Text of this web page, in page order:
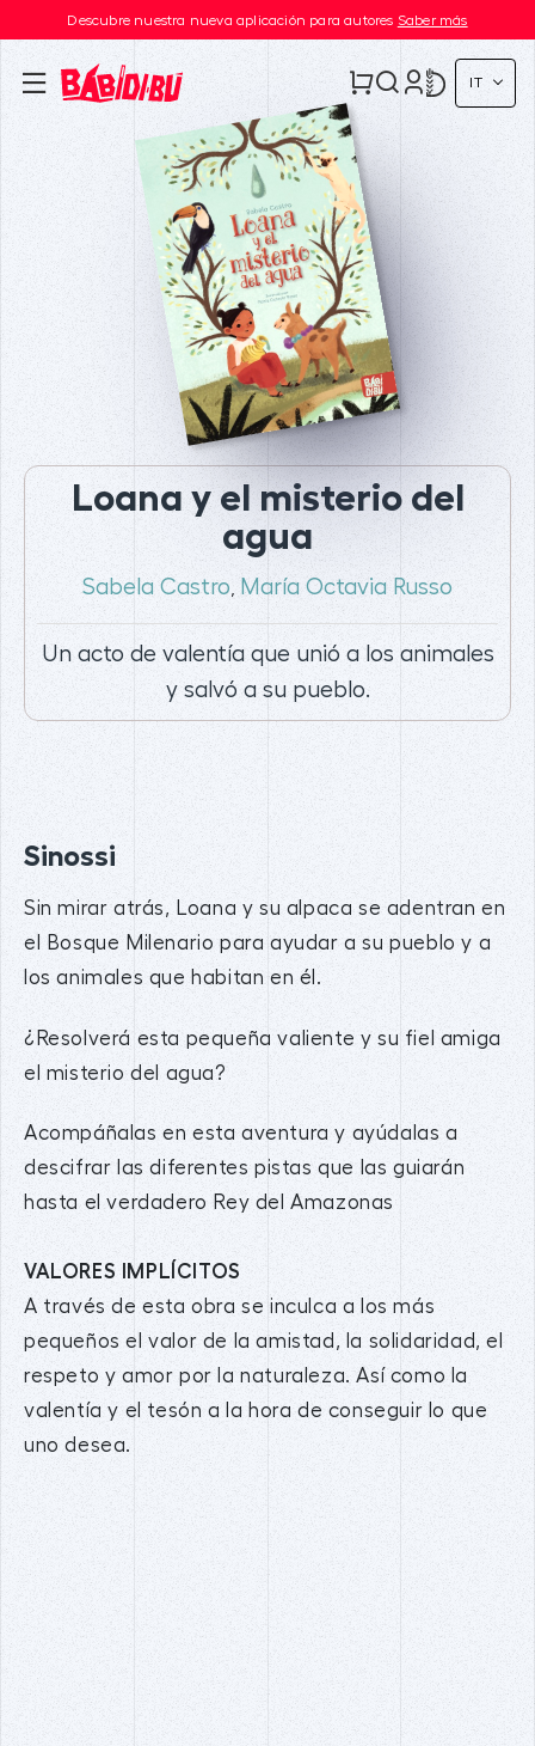
Descubre nuestra nueva aplicación para autores Saber más
IT
Loana y el misterio del
agua
Sabela Castro María Octavia Russo
Un acto de valentía que unió a los animales
y salvó a su pueblo.
Sinossi
Sin mirar atrás, Loana y su alpaca se adentran en
el Bosque Milenario para ayudar a su pueblo y a
los animales que habitan en él.
¿Resolverá esta pequeña valiente y su fiel amiga
el misterio del agua?
Acompáñalas en esta aventura y ayúdalas a
descifrar las diferentes pistas que las guiarán
hasta el verdadero Rey del Amazonas
VALORES IMPLÍCITOS
A través de esta obra se inculca a los más
pequeños el valor de la amistad, la solidaridad, el
respeto y amor por la naturaleza. Así como la
valentía y el tesón a la hora de conseguir lo que
uno desea.